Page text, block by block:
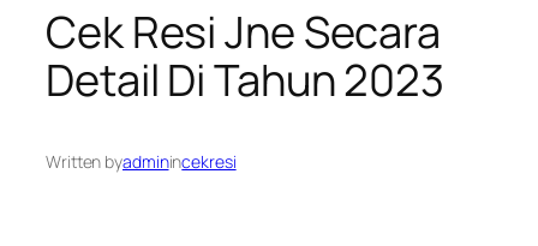
Cek Resi Jne Secara
Detail Di Tahun 2023
Written byadminincekresi